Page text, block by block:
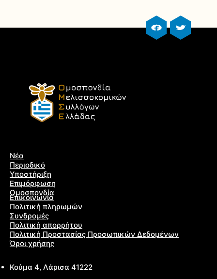
facebook profile
twitter
Νέα
Περιοδικό
Υποστήριξη
Επιμόρφωση
Ομοσπονδία
Επικοινωνία
Πολιτική πληρωμών
Συνδρομές
Πολιτική απορρήτου
Πολιτική Προστασίας Προσωπικών Δεδομένων
Όροι χρήσης
Κούμα 4, Λάρισα 41222